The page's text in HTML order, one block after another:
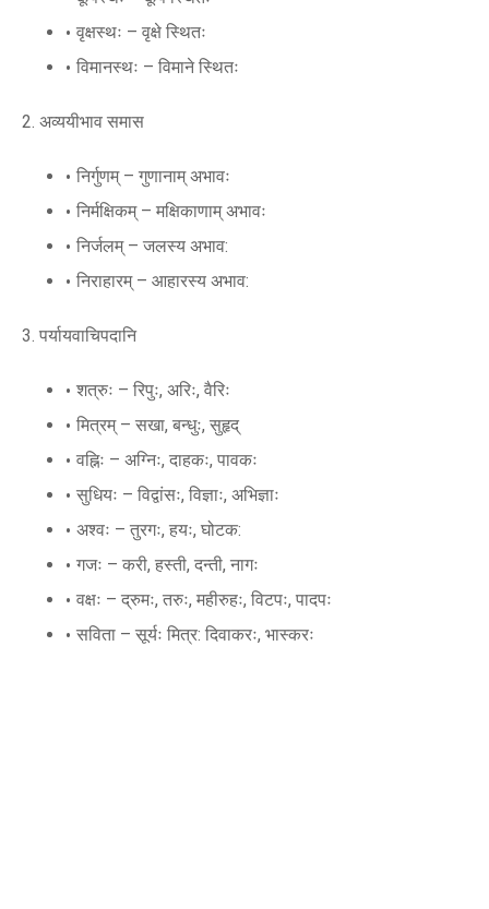
वृक्षस्थः – वृक्षे स्थितः
विमानस्थः – विमाने स्थितः
2. अव्ययीभाव समास
निर्गुणम् – गुणानाम् अभावः
निर्मक्षिकम् – मक्षिकाणाम् अभावः
निर्जलम् – जलस्य अभाव:
निराहारम् – आहारस्य अभाव:
3. पर्यायवाचिपदानि
शत्रुः – रिपुः, अरिः, वैरिः
मित्रम् – सखा, बन्धुः, सुहृद्
वह्निः – अग्निः, दाहकः, पावकः
सुधियः – विद्वांसः, विज्ञाः, अभिज्ञाः
अश्वः – तुरगः, हयः, घोटक:
गजः – करी, हस्ती, दन्ती, नागः
वक्षः – द्रुमः, तरुः, महीरुहः, विटपः, पादपः
सविता – सूर्यः मित्र: दिवाकरः, भास्करः